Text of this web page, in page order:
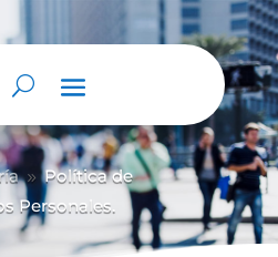
9 Política de
Personales.